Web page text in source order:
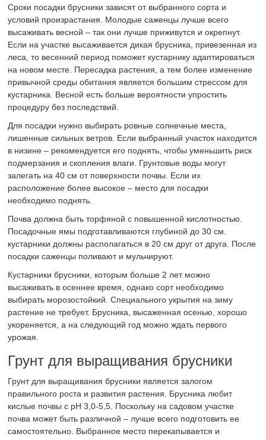
Сроки посадки брусники зависят от выбранного сорта и
условий произрастания. Молодые саженцы лучше всего
высаживать весной – так они лучше приживутся и окрепнут.
Если на участке высаживается дикая брусника, привезенная из
леса, то весенний период поможет кустарнику адаптироваться
на новом месте. Пересадка растения, а тем более изменение
привычной среды обитания является большим стрессом для
кустарника. Весной есть больше вероятности упростить
процедуру без последствий.
Для посадки нужно выбирать ровные солнечные места,
лишенные сильных ветров. Если выбранный участок находится
в низине – рекомендуется его поднять, чтобы уменьшить риск
подмерзания и скопления влаги. Грунтовые воды могут
залегать на 40 см от поверхности почвы. Если их
расположение более высокое – место для посадки
необходимо поднять.
Почва должна быть торфяной с повышенной кислотностью.
Посадочные ямы подготавливаются глубиной до 30 см.
кустарники должны располагаться в 20 см друг от друга. После
посадки саженцы поливают и мульчируют.
Кустарники брусники, которым больше 2 лет можно
высаживать в осеннее время, однако сорт необходимо
выбирать морозостойкий. Специального укрытия на зиму
растение не требует. Брусника, высаженная осенью, хорошо
укореняется, а на следующий год можно ждать первого
урожая.
Грунт для выращивания брусники
Грунт для выращивания брусники является залогом
правильного роста и развития растения. Брусника любит
кислые почвы с pH 3,0-5,5. Поскольку на садовом участке
почва может быть различной – лучше всего подготовить ее
самостоятельно. Выбранное место перекапывается и